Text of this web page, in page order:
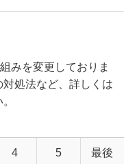
みを変更しておりま
処法など、詳しくは
4 5 最後